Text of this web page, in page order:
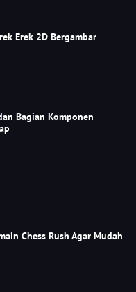
Erek 2D Bergambar
Bagian Komponen
Chess Rush Agar Mudah